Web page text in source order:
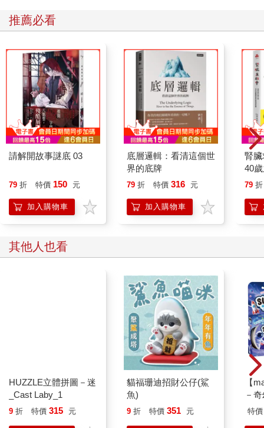
推薦必看
請解開故事謎底 03
79 折 特價 150 元
加入購物車
底層邏輯：看清這個世
界的底牌
79 折 特價 316 元
加入購物車
腎
40
就
79 折
其他人也看
9 折 特價 315 元
貓福珊迪招財公仔(鯊
魚)
9 折 特價 351 元
【
－
特價